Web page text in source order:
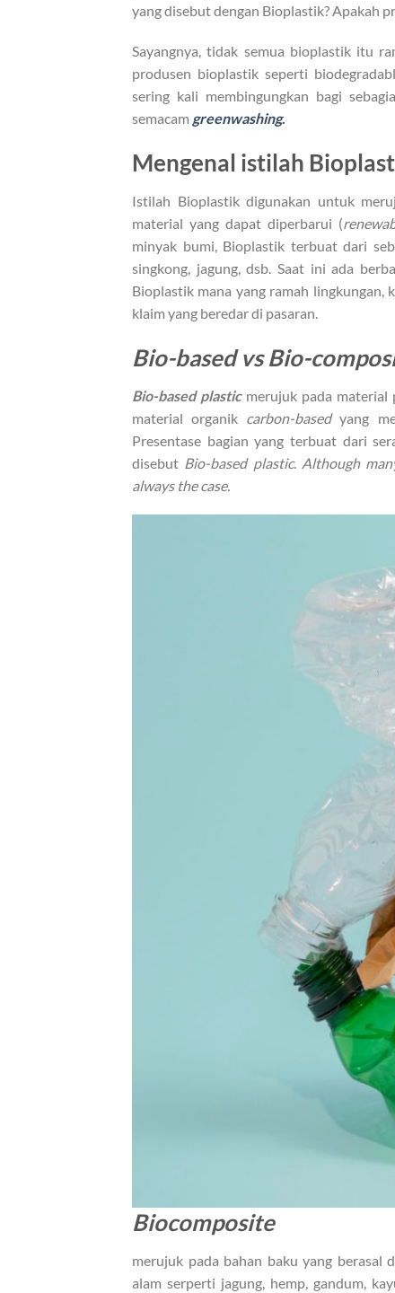
yang disebut dengan Bioplastik? Apakah
Sayangnya, tidak semua bioplastik itu
produsen bioplastik seperti
sering kali membingungkan bagi
semacam greenwashing.
Mengenal istilah
Istilah Bioplastik digunakan untuk
material yang dapat diperbarui (
minyak bumi, Bioplastik terbuat dari
singkong, jagung, dsb. Saat ini ada
Bioplastik mana yang ramah
klaim yang beredar di pasaran.
Bio-based vs Bio-
Bio-based plastic merujuk pada material
material organik carbon-basedyang
Presentase bagian yang terbuat dari
disebut Bio-based plastic. Although
always the case.
Biocomposite
merujuk pada bahan baku yang berasal
alam serperti jagung, hemp, gandum,